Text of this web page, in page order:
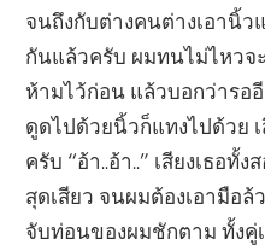
จนถึงกับต่างคนต่างเอานิ้ว
กันแล้วครับ ผมทนไม่ไหวจ
ห้ามไว้ก่อน แล้วบอกว่ารอ
ดูดไปด้วยนิ้วก็แทงไปด้วย เ
ครับ “อ้า..อ้า..” เสียงเธอทั้
สุดเสียว จนผมต้องเอามือล้
จับท่อนของผมชักตาม ทั้งคู่